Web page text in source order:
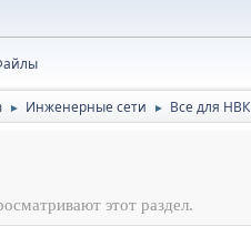
► Инженерные сети ► Все для НВК
этот раздел.